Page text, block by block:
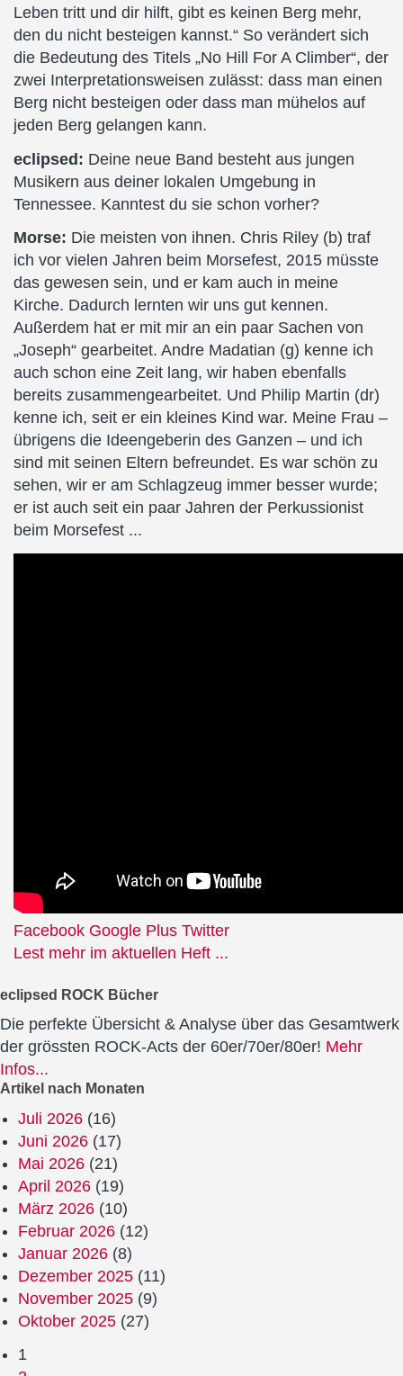
Leben tritt und dir hilft, gibt es keinen Berg mehr,
den du nicht besteigen kannst.“ So verändert sich
die Bedeutung des Titels „No Hill For A Climber“, der
zwei Interpretationsweisen zulässt: dass man einen
Berg nicht besteigen oder dass man mühelos auf
jeden Berg gelangen kann.
eclipsed: Deine neue Band besteht aus jungen
Musikern aus deiner lokalen Umgebung in
Tennessee. Kanntest du sie schon vorher?
Morse: Die meisten von ihnen. Chris Riley (b) traf
ich vor vielen Jahren beim Morsefest, 2015 müsste
das gewesen sein, und er kam auch in meine
Kirche. Dadurch lernten wir uns gut kennen.
Außerdem hat er mit mir an ein paar Sachen von
„Joseph“ gearbeitet. Andre Madatian (g) kenne ich
auch schon eine Zeit lang, wir haben ebenfalls
bereits zusammengearbeitet. Und Philip Martin (dr)
kenne ich, seit er ein kleines Kind war. Meine Frau –
übrigens die Ideengeberin des Ganzen – und ich
sind mit seinen Eltern befreundet. Es war schön zu
sehen, wir er am Schlagzeug immer besser wurde;
er ist auch seit ein paar Jahren der Perkussionist
beim Morsefest ...
Facebook Google Plus Twitter
Lest mehr im aktuellen Heft ...
eclipsed ROCK Bücher
Die perfekte Übersicht & Analyse über das Gesamtwerk
der grössten ROCK-Acts der 60er/70er/80er! Mehr
Infos...
Artikel nach Monaten
Juli 2026 (16)
Juni 2026 (17)
Mai 2026 (21)
April 2026 (19)
März 2026 (10)
Februar 2026 (12)
Januar 2026 (8)
Dezember 2025 (11)
November 2025 (9)
Oktober 2025 (27)
1